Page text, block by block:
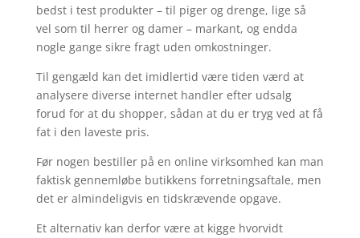
bedst i test produkter – til piger og drenge, lige så
vel som til herrer og damer – markant, og endda
nogle gange sikre fragt uden omkostninger.
Til gengæld kan det imidlertid være tiden værd at
analysere diverse internet handler efter udsalg
forud for at du shopper, sådan at du er tryg ved at få
fat i den laveste pris.
Før nogen bestiller på en online virksomhed kan man
faktisk gennemløbe butikkens forretningsaftale, men
det er almindeligvis en tidskrævende opgave.
Et alternativ kan derfor være at kigge hvorvidt